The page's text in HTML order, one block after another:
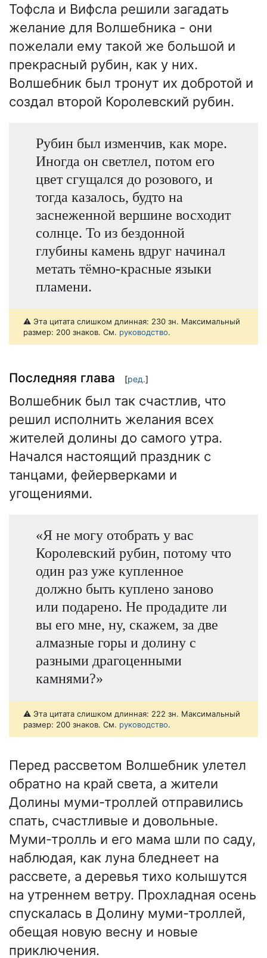
Тофсла и Вифсла решили загадать
желание для Волшебника - они
пожелали ему такой же большой и
прекрасный рубин, как у них.
Волшебник был тронут их добротой и
создал второй Королевский рубин.
Рубин был изменчив, как море.
Иногда он светлел, потом его
цвет сгущался до розового, и
тогда казалось, будто на
заснеженной вершине восходит
солнце. То из бездонной
глубины камень вдруг начинал
метать тёмно-красные языки
пламени.
⚠️ Эта цитата слишком длинная: 230 зн. Максимальный
размер: 200 знаков. См. руководство.
Последняя глава [ред.]
Волшебник был так счастлив, что
решил исполнить желания всех
жителей долины до самого утра.
Начался настоящий праздник с
танцами, фейерверками и
угощениями.
«Я не могу отобрать у вас
Королевский рубин, потому что
один раз уже купленное
должно быть куплено заново
или подарено. Не продадите ли
вы его мне, ну, скажем, за две
алмазные горы и долину с
разными драгоценными
камнями?»
⚠️ Эта цитата слишком длинная: 222 зн. Максимальный
размер: 200 знаков. См. руководство.
Перед рассветом Волшебник улетел
обратно на край света, а жители
Долины муми-троллей отправились
спать, счастливые и довольные.
Муми-тролль и его мама шли по саду,
наблюдая, как луна бледнеет на
рассвете, а деревья тихо колышутся
на утреннем ветру. Прохладная осень
спускалась в Долину муми-троллей,
обещая новую весну и новые
приключения.